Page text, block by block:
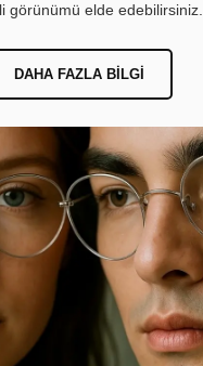
görünümü elde edebilirsiniz.
DAHA FAZLA BILGI